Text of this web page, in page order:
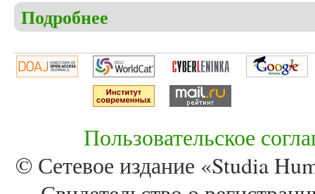
Подробнее
Пользовательское
© Сетевое издание «Studia